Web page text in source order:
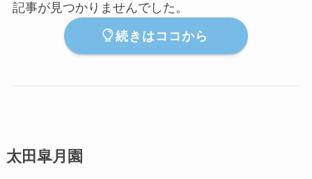
記事が見つかりませんでした。
続きはココから
太田皐月園